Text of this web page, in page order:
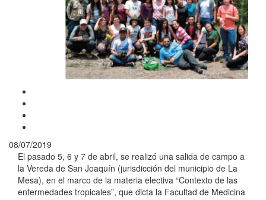
08/07/2019
El pasado 5, 6 y 7 de abril, se realizó una salida de campo a
la Vereda de San Joaquín (jurisdicción del municipio de La
Mesa), en el marco de la materia electiva “Contexto de las
enfermedades tropicales”, que dicta la Facultad de Medicina